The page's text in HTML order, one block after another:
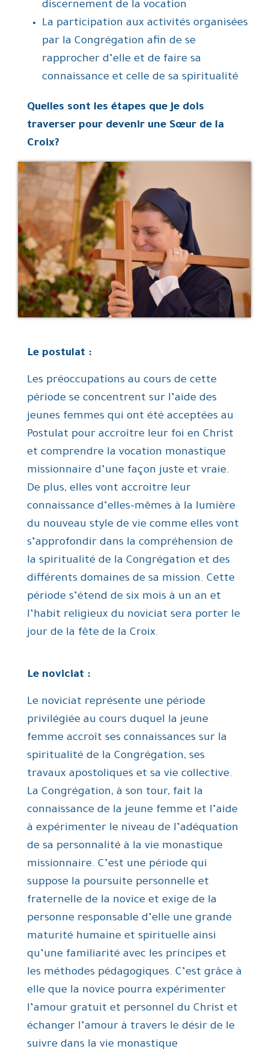
discernement de la vocation
La participation aux activités organisées
par la Congrégation afin de se
rapprocher d’elle et de faire sa
connaissance et celle de sa spiritualité
Quelles sont les étapes que je dois
traverser pour devenir une Sœur de la
Croix?
Le postulat :
Les préoccupations au cours de cette
période se concentrent sur l’aide des
jeunes femmes qui ont été acceptées au
Postulat pour accroître leur foi en Christ
et comprendre la vocation monastique
missionnaire d’une façon juste et vraie.
De plus, elles vont accroitre leur
connaissance d’elles-mêmes à la lumière
du nouveau style de vie comme elles vont
s’approfondir dans la compréhension de
la spiritualité de la Congrégation et des
différents domaines de sa mission. Cette
période s’étend de six mois à un an et
l’habit religieux du noviciat sera porter le
jour de la fête de la Croix.
Le noviciat :
Le noviciat représente une période
privilégiée au cours duquel la jeune
femme accroît ses connaissances sur la
spiritualité de la Congrégation, ses
travaux apostoliques et sa vie collective.
La Congrégation, à son tour, fait la
connaissance de la jeune femme et l’aide
à expérimenter le niveau de l’adéquation
de sa personnalité à la vie monastique
missionnaire. C’est une période qui
suppose la poursuite personnelle et
fraternelle de la novice et exige de la
personne responsable d’elle une grande
maturité humaine et spirituelle ainsi
qu’une familiarité avec les principes et
les méthodes pédagogiques. C’est grâce à
elle que la novice pourra expérimenter
l’amour gratuit et personnel du Christ et
échanger l’amour à travers le désir de le
suivre dans la vie monastique